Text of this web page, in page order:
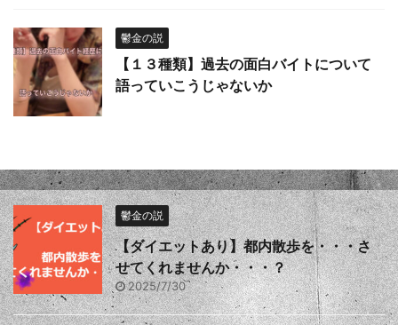
鬱金の説
【１３種類】過去の面白バイトについて
語っていこうじゃないか
鬱金の説
【ダイエットあり】都内散歩を・・・さ
せてくれませんか・・・？
2025/7/30